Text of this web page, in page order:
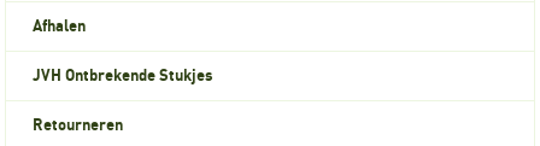
Afhalen
JVH Ontbrekende Stukjes
Retourneren